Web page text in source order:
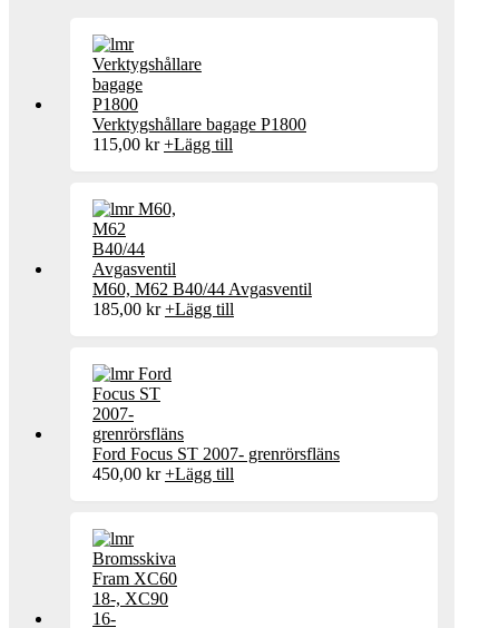
Verktygshållare bagage P1800
115,00 kr +Lägg till
M60, M62 B40/44 Avgasventil
185,00 kr +Lägg till
Ford Focus ST 2007- grenrörsfläns
450,00 kr +Lägg till